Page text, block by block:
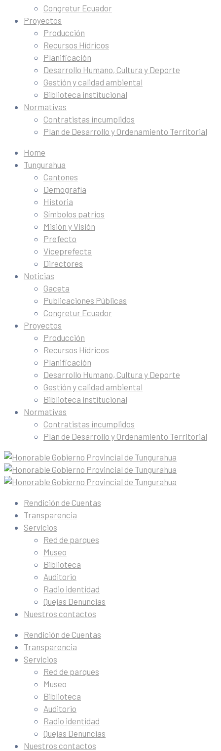
Congretur Ecuador
Proyectos
Producción
Recursos Hídricos
Planificación
Desarrollo Humano, Cultura y Deporte
Gestión y calidad ambiental
Biblioteca institucional
Normativas
Contratistas incumplidos
Plan de Desarrollo y Ordenamiento Territorial
Home
Tungurahua
Cantones
Demografía
Historia
Símbolos patrios
Misión y Visión
Prefecto
Viceprefecta
Directores
Noticias
Gaceta
Publicaciones Públicas
Congretur Ecuador
Proyectos
Producción
Recursos Hídricos
Planificación
Desarrollo Humano, Cultura y Deporte
Gestión y calidad ambiental
Biblioteca institucional
Normativas
Contratistas incumplidos
Plan de Desarrollo y Ordenamiento Territorial
Rendición de Cuentas
Transparencia
Servicios
Red de parques
Museo
Biblioteca
Auditorio
Radio identidad
Quejas Denuncias
Nuestros contactos
Rendición de Cuentas
Transparencia
Servicios
Red de parques
Museo
Biblioteca
Auditorio
Radio identidad
Quejas Denuncias
Nuestros contactos